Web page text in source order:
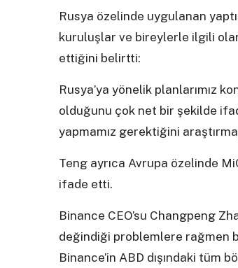
Rusya özelinde uygulanan
kuruluşlar ve bireylerle ilgili
ettiğini belirtti:
Rusya’ya yönelik planlarımız
olduğunu çok net bir şekilde
yapmamız gerektiğini
Teng ayrıca Avrupa özelinde
ifade etti.
Binance CEO’su Changpeng
değindiği problemlere rağmen
Binance’in ABD dışındaki tüm